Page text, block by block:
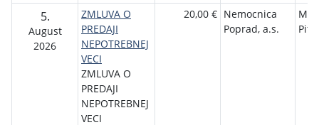
5.
August
2026
ZMLUVA O
PREDAJI
NEPOTREBNEJ
VECI
ZMLUVA O
PREDAJI
NEPOTREBNEJ
VECI
20,00 € Nemocnica
Poprad, a.s.